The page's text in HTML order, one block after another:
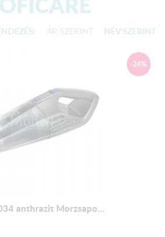
ÁR SZERINT NÉV SZERINT
-24%
anthrazit Morzsapo...